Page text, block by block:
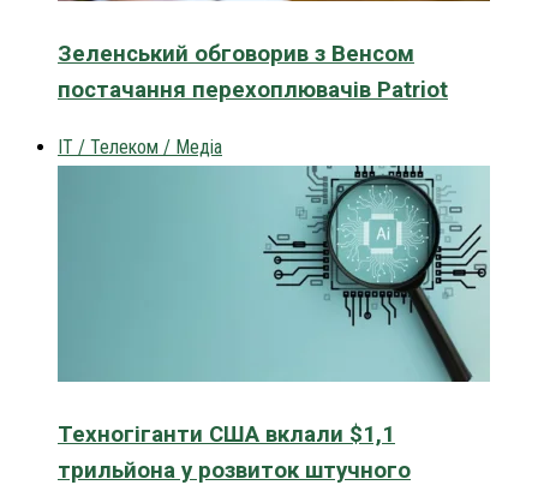
Зеленський обговорив з Венсом
постачання перехоплювачів Patriot
IT / Телеком / Медіа
Техногіганти США вклали $1,1
трильйона у розвиток штучного